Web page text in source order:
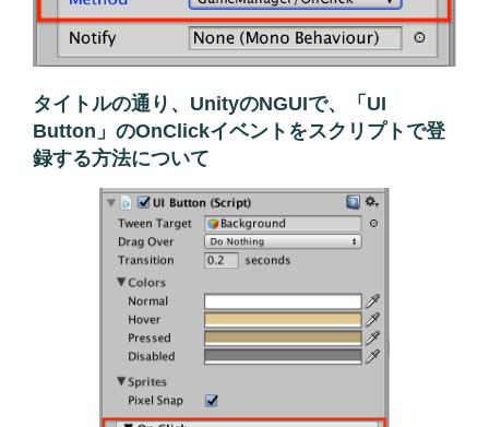
タイトルの通り、UnityのNGUIで、「UI
Button」のOnClickイベントをスクリプトで登
録する方法について